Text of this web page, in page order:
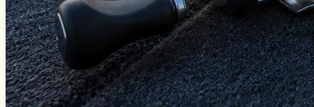
Эхолоты
Лодки и моторы
Узлы
Рецепты
Разное